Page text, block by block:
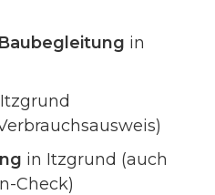
in
in Itzgrund (auch
Check)